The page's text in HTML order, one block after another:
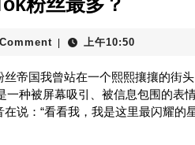
多
粉
丝-
谁
上午10:50
帝国我曾站在一个熙熙攘攘的街
一种被屏幕吸引、被信息包围的表
说：“看看我，我是这里最闪耀的